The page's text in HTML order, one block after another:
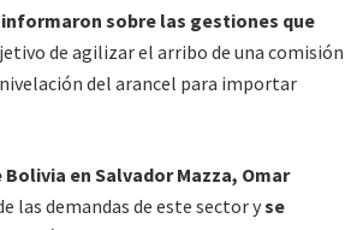
sobre las gestiones que
de agilizar el arribo de una comisión
del arancel para importar
Bolivia en Salvador Mazza, Omar
las demandas de este sector yse